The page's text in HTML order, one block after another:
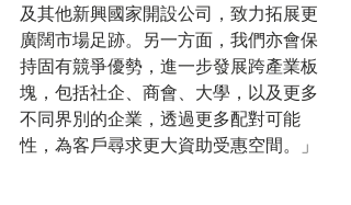
及其他新興國家開設公司，致力拓展更
廣闊市場足跡。另一方面，我們亦會保
持固有競爭優勢，進一步發展跨產業板
塊，包括社企、商會、大學，以及更多
不同界別的企業，透過更多配對可能
性，為客戶尋求更大資助受惠空間。」